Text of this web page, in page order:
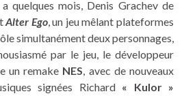
quelques mois, Denis Grachev de
Alter Ego, un jeu mêlant plateformes
simultanément deux personnages,
par le jeu, le développeur
un remake NES, avec de nouveaux
signées Richard « Kulor »